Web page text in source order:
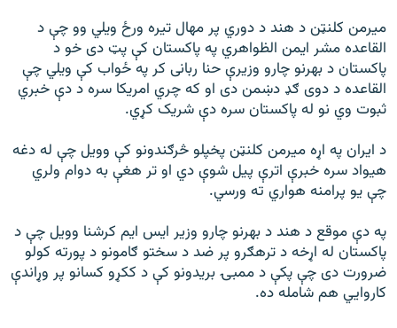
ميرمن کلنټن د هند د دوري پر مهال تيره ورځ ويلي وو چې د
القاعده مشر ايمن الظواهري په پاکستان کې پټ دی خو د
پاکستان د بهرنو چارو وزيرې حنا ربانی کر په ځواب کې ويلي چې
القاعده د دوی ګډ دښمن دی او که چري امريکا سره د دې خبري
ثبوت وي نو له پاکستان سره دې شريک کړي.
د ايران په اړه ميرمن کلنټن پخپلو څرګندونو کې وويل چې له دغه
هيواد سره خبرې اترې پيل شوې دي او تر هغې به دوام ولري
چې یو پرامنه هواري ته ورسي.
په دې موقع د هند د بهرنو چارو وزير ايس ايم کرشنا وويل چې د
پاکستان له اړخه د ترهګرو پر ضد د سختو ګامونو د پورته کولو
ضرورت دی چې پکې د ممبۍ بريدونو کې د ککړو کسانو پر وړاندې
کاروايي هم شامله ده.